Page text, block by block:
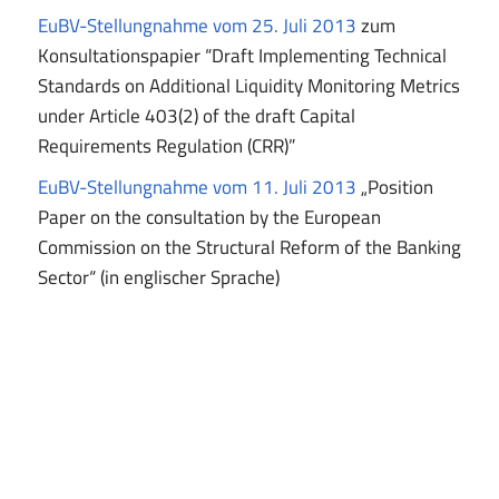
EuBV-Stellungnahme vom 25. Juli 2013zum
Konsultationspapier “Draft Implementing Technical
Standards on Additional Liquidity Monitoring Metrics
under Article 403(2) of the draft Capital
Requirements Regulation (CRR)”
EuBV-Stellungnahme vom 11. Juli 2013„Position
Paper on the consultation by the European
Commission on the Structural Reform of the Banking
Sector“ (in englischer Sprache)